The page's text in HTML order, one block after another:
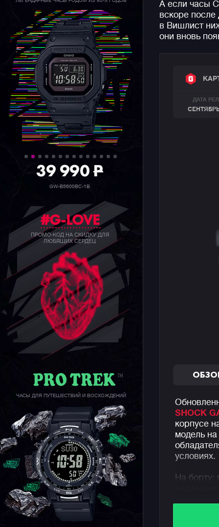
39 990P
GW-B5600BC-1B
#G-LOVE
ПРОМО-КОД НА СКИДКУ ДЛЯ
ЛЮБЯЩИХ СЕРДЕЦ
ЧАСЫ ДЛЯ ПУТЕШЕСТВИЙ И ВОСХОЖДЕНИЙ
А если часы
вскоре после
в Вишлист
они вновь
ДАТА
SHOCK
корпусе
модель
условиях.
На борту: